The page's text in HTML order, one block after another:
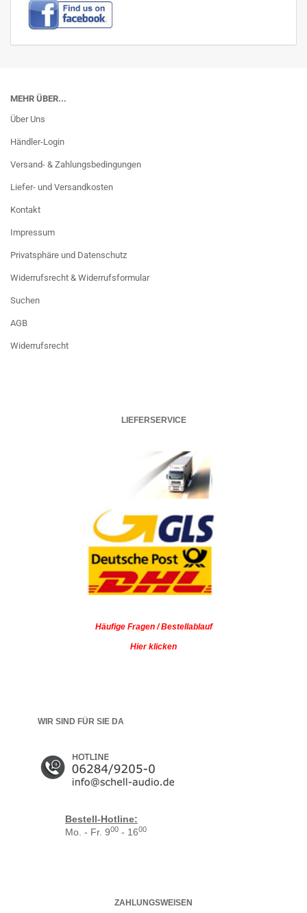
MEHR ÜBER...
Über Uns
Händler-Login
Versand- & Zahlungsbedingungen
Liefer- und Versandkosten
Kontakt
Impressum
Privatsphäre und Datenschutz
Widerrufsrecht & Widerrufsformular
Suchen
AGB
Widerrufsrecht
LIEFERSERVICE
Häufige Fragen / Bestellablauf
Hier klicken
WIR SIND FÜR SIE DA
Bestell-Hotline:
Mo. - Fr. 900 - 1600
ZAHLUNGSWEISEN